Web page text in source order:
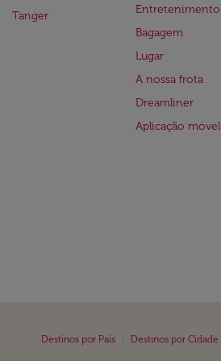
Tanger
Entretenimento
Bagagem
Lugar
A nossa frota
Dreamliner
Aplicação móvel
Destinos por País Destinos por Cidade